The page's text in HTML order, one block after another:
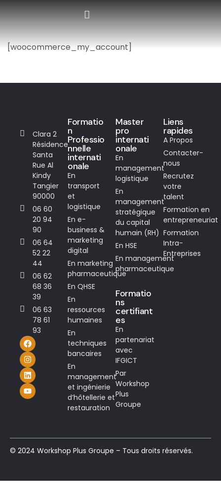
[woocommerce_my_account]
Clara 2
Résidence
Santa
Rue Al
Kindy
Tangier
90000
06 60
20 94
90
06 64
52 22
44
06 62
68 36
39
06 63
78 61
93
Formatio
n
Professio
nnelle
internati
onale
En
transport
et
logistique
En e-
business &
marketing
digital
En marketing
pharmaceutique
En QHSE
En
ressources
humaines
En
techniques
bancaires
En
management
et ingénierie
d’hôtellerie et
restauration
Master
pro
internati
onale
En
management
logistique
En
management
stratégique
du capital
humain (RH)
En HSE
En management
pharmaceutique
Formatio
ns
certifiant
es
En
partenariat
avec
IFGICT
Par
Workshop
Plus
Groupe
Liens
rapides
A Propos
Contacter-
nous
Recrutez
votre
talent
Formation en
entrepreneuriat
Formation
Intra-
Entreprises
© 2024 Workshop Plus Groupe – Tous droits réservés.